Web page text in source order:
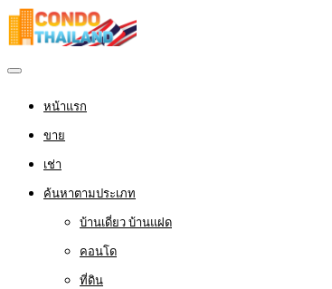
หน้าแรก
ขาย
เช่า
ค้นหาตามประเภท
บ้านเดี่ยว บ้านแฝด
คอนโด
ที่ดิน